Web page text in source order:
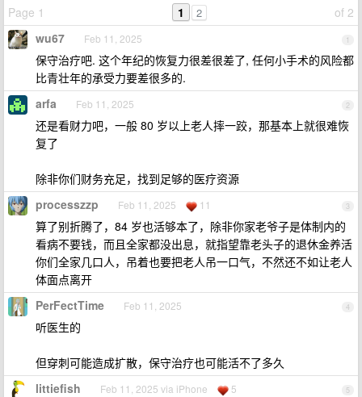
Page 1
of 2
1 2
1
wu67 Feb 11, 2025
保守治疗吧. 这个年纪的恢复力很差很差了, 任何小手术的风险都
比青壮年的承受力要差很多的.
2
arfa Feb 11, 2025
还是看财力吧，一般 80 岁以上老人摔一跤，那基本上就很难恢
复了
除非你们财务充足，找到足够的医疗资源
3
processzzp Feb 11, 2025 11
算了别折腾了，84 岁也活够本了，除非你家老爷子是体制内的
看病不要钱，而且全家都没出息，就指望靠老头子的退休金养活
你们全家几口人，吊着也要把老人吊一口气，不然还不如让老人
体面点离开
4
PerFectTime Feb 11, 2025
听医生的
但穿刺可能造成扩散，保守治疗也可能活不了多久
5
littiefish Feb 11, 2025 via iPhone 5